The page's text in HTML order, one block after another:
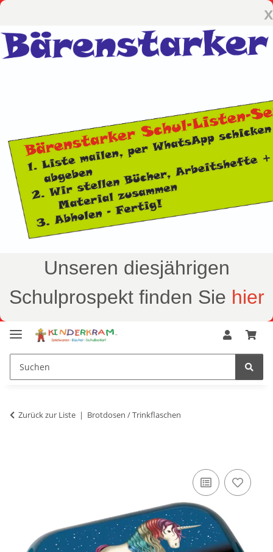
x
Unseren diesjährigen
Schulprospekt finden Sie hier
Zurück zur Liste Brotdosen / Trinkflaschen